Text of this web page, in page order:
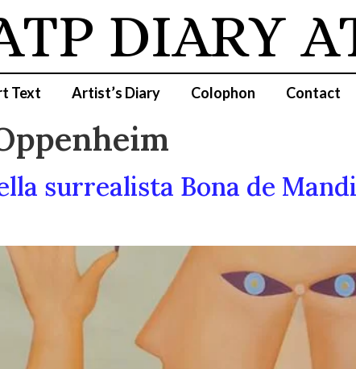
DIARY
Text Artist’s Diary Colophon Contact
surrealista Bona de